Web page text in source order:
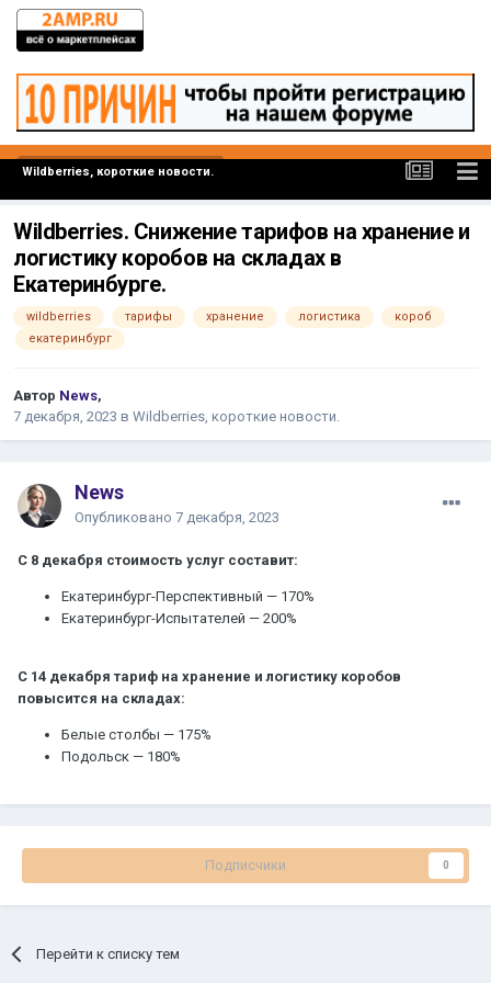
Wildberries, короткие новости.
Wildberries. Снижение тарифов на хранение и
логистику коробов на складах в
Екатеринбурге.
wildberries тарифы хранение логистика
короб
екатеринбург
Автор News,
7 декабря, 2023 в Wildberries, короткие новости.
News
Опубликовано 7 декабря, 2023
С 8 декабря стоимость услуг составит:
Екатеринбург-Перспективный — 170%
Екатеринбург-Испытателей — 200%
С 14 декабря тариф на хранение и логистику коробов
повысится на складах:
Белые столбы — 175%
Подольск — 180%
Подписчики 0
Перейти к списку тем